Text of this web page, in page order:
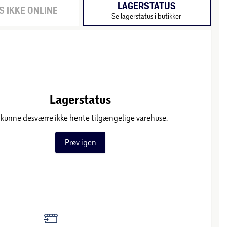
IKKE ONLINE LAGERSTATUS
Se lagerstatus i butikker
Lagerstatus
kunne desværre ikke hente tilgængelige varehuse.
Prøv igen